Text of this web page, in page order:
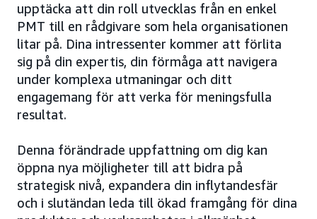
upptäcka att din roll utvecklas från en enkel
PMT till en rådgivare som hela organisationen
litar på. Dina intressenter kommer att förlita
sig på din expertis, din förmåga att navigera
under komplexa utmaningar och ditt
engagemang för att verka för meningsfulla
resultat.
Denna förändrade uppfattning om dig kan
öppna nya möjligheter till att bidra på
strategisk nivå, expandera din inflytandesfär
och i slutändan leda till ökad framgång för dina